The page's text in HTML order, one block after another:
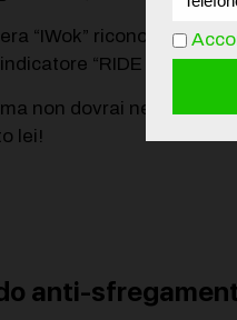
“IWok” riconosce
“RIDE MORE,
non dovrai neppure
lei!
anti-